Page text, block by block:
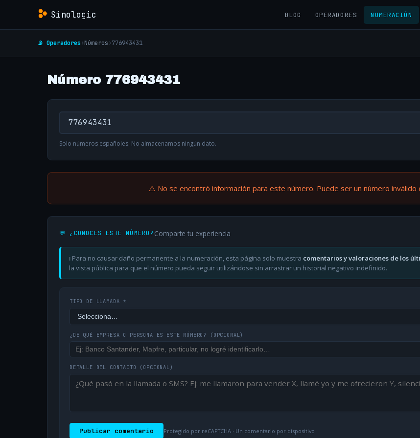
Sinologic BLOG OPERADORES NUMERACIÓN
📡 Operadores›Números›776943431
Número 776943431
Solo números españoles. No almacenamos ningún dato.
⚠️ No se encontró información para este número. Puede ser un número inválido
💬 ¿CONOCES ESTE NÚMERO? Comparte tu experiencia
ℹ️ Para no causar daño permanente a la numeración, esta página solo muestra comentarios y valoraciones de los
la vista pública para que el número pueda seguir utilizándose sin arrastrar un historial negativo indefinido.
TIPO DE LLAMADA *
¿DE QUÉ EMPRESA O PERSONA ES ESTE NÚMERO? (OPCIONAL)
DETALLE DEL CONTACTO (OPCIONAL)
Publicar comentario Protegido por reCAPTCHA · Un comentario por dispositivo